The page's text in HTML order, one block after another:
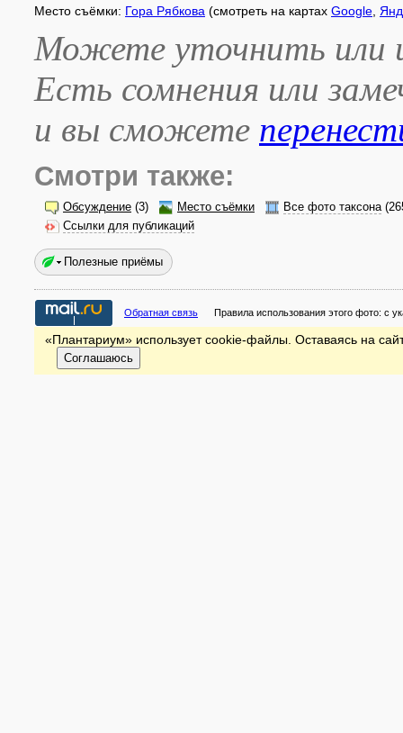
Место съёмки: Гора Рябкова (смотреть на картах Google
Можете уточнить или
Есть сомнения или
и вы сможете
Смотри также:
Обсуждение (3) Место съёмки Все фото таксона
Ссылки для публикаций
Полезные приёмы
Обратная связь Правила использования этого фото: с
«Плантариум» использует cookie-файлы. Оставаясь на
Соглашаюсь